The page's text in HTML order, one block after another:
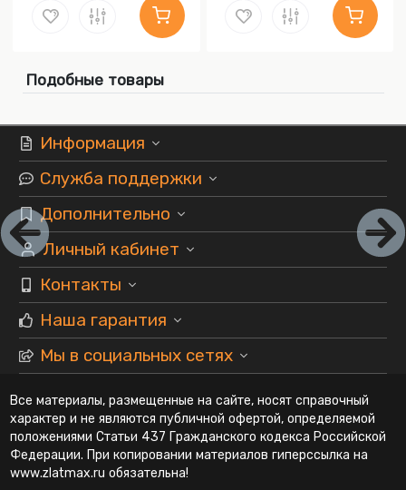
Подобные товары
Информация
Служба поддержки
Дополнительно
Личный кабинет
Контакты
Наша гарантия
Мы в социальных сетях
Все материалы, размещенные на сайте, носят справочный
характер и не являются публичной офертой, определяемой
положениями Статьи 437 Гражданского кодекса Российской
Федерации. При копировании материалов гиперссылка на
www.zlatmax.ru обязательна!